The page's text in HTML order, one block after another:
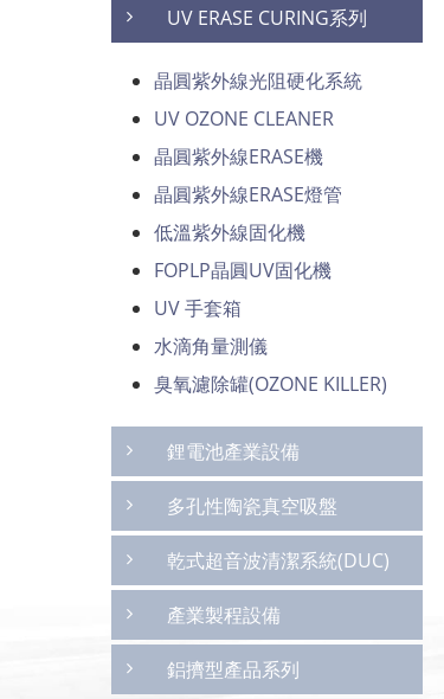
UV ERASE CURING系列
晶圓紫外線光阻硬化系統
UV OZONE CLEANER
晶圓紫外線ERASE機
晶圓紫外線ERASE燈管
低溫紫外線固化機
FOPLP晶圓UV固化機
UV 手套箱
水滴角量測儀
臭氧濾除罐(OZONE KILLER)
鋰電池產業設備
多孔性陶瓷真空吸盤
乾式超音波清潔系統(DUC)
產業製程設備
鋁擠型產品系列